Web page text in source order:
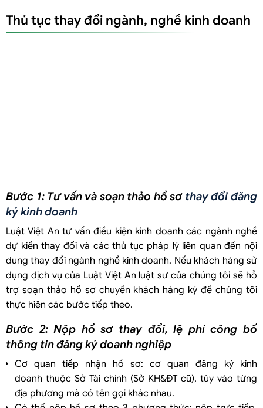
Thủ tục thay đổi ngành, nghề kinh doanh
Bước 1: Tư vấn và soạn thảo hồ sơ thay đổi đăng
ký kinh doanh
Luật Việt An tư vấn điều kiện kinh doanh các ngành nghề
dự kiến thay đổi và các thủ tục pháp lý liên quan đến nội
dung thay đổi ngành nghề kinh doanh. Nếu khách hàng sử
dụng dịch vụ của Luật Việt An luật sư của chúng tôi sẽ hỗ
trợ soạn thảo hồ sơ chuyển khách hàng ký để chúng tôi
thực hiện các bước tiếp theo.
Bước 2: Nộp hồ sơ thay đổi, lệ phí công bố
thông tin đăng ký doanh nghiệp
Cơ quan tiếp nhận hồ sơ: cơ quan đăng ký kinh
doanh thuộc Sở Tài chính (Sở KH&ĐT cũ), tùy vào từng
địa phương mà có tên gọi khác nhau.